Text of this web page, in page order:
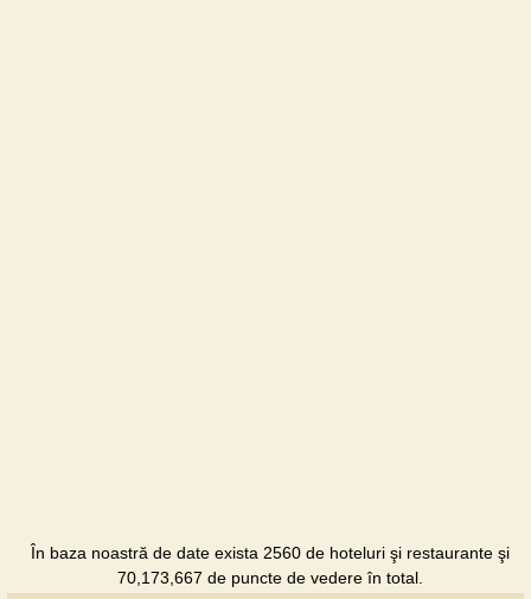
În baza noastră de date exista 2560 de hoteluri şi restaurante şi
70,173,667 de puncte de vedere în total.